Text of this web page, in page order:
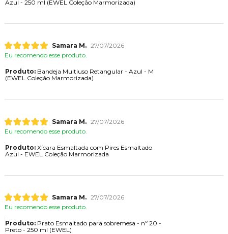
Azul - 250 ml (EWEL Coleção Marmorizada)
Samara M. 27/07/2026
Eu recomendo esse produto.
Produto:Bandeja Multiuso Retangular - Azul - M
(EWEL Coleção Marmorizada)
Samara M. 27/07/2026
Eu recomendo esse produto.
Produto:Xícara Esmaltada com Pires Esmaltado
Azul - EWEL Coleção Marmorizada
Samara M. 27/07/2026
Eu recomendo esse produto.
Produto:Prato Esmaltado para sobremesa - nº 20 -
Preto - 250 ml (EWEL)